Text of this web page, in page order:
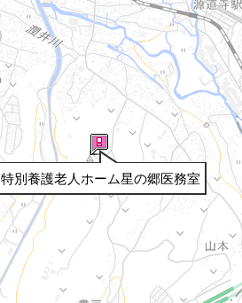
特別養護老人ホーム星の郷医務室